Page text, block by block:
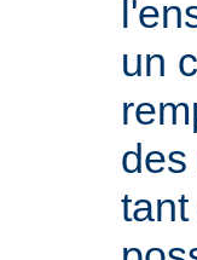
un